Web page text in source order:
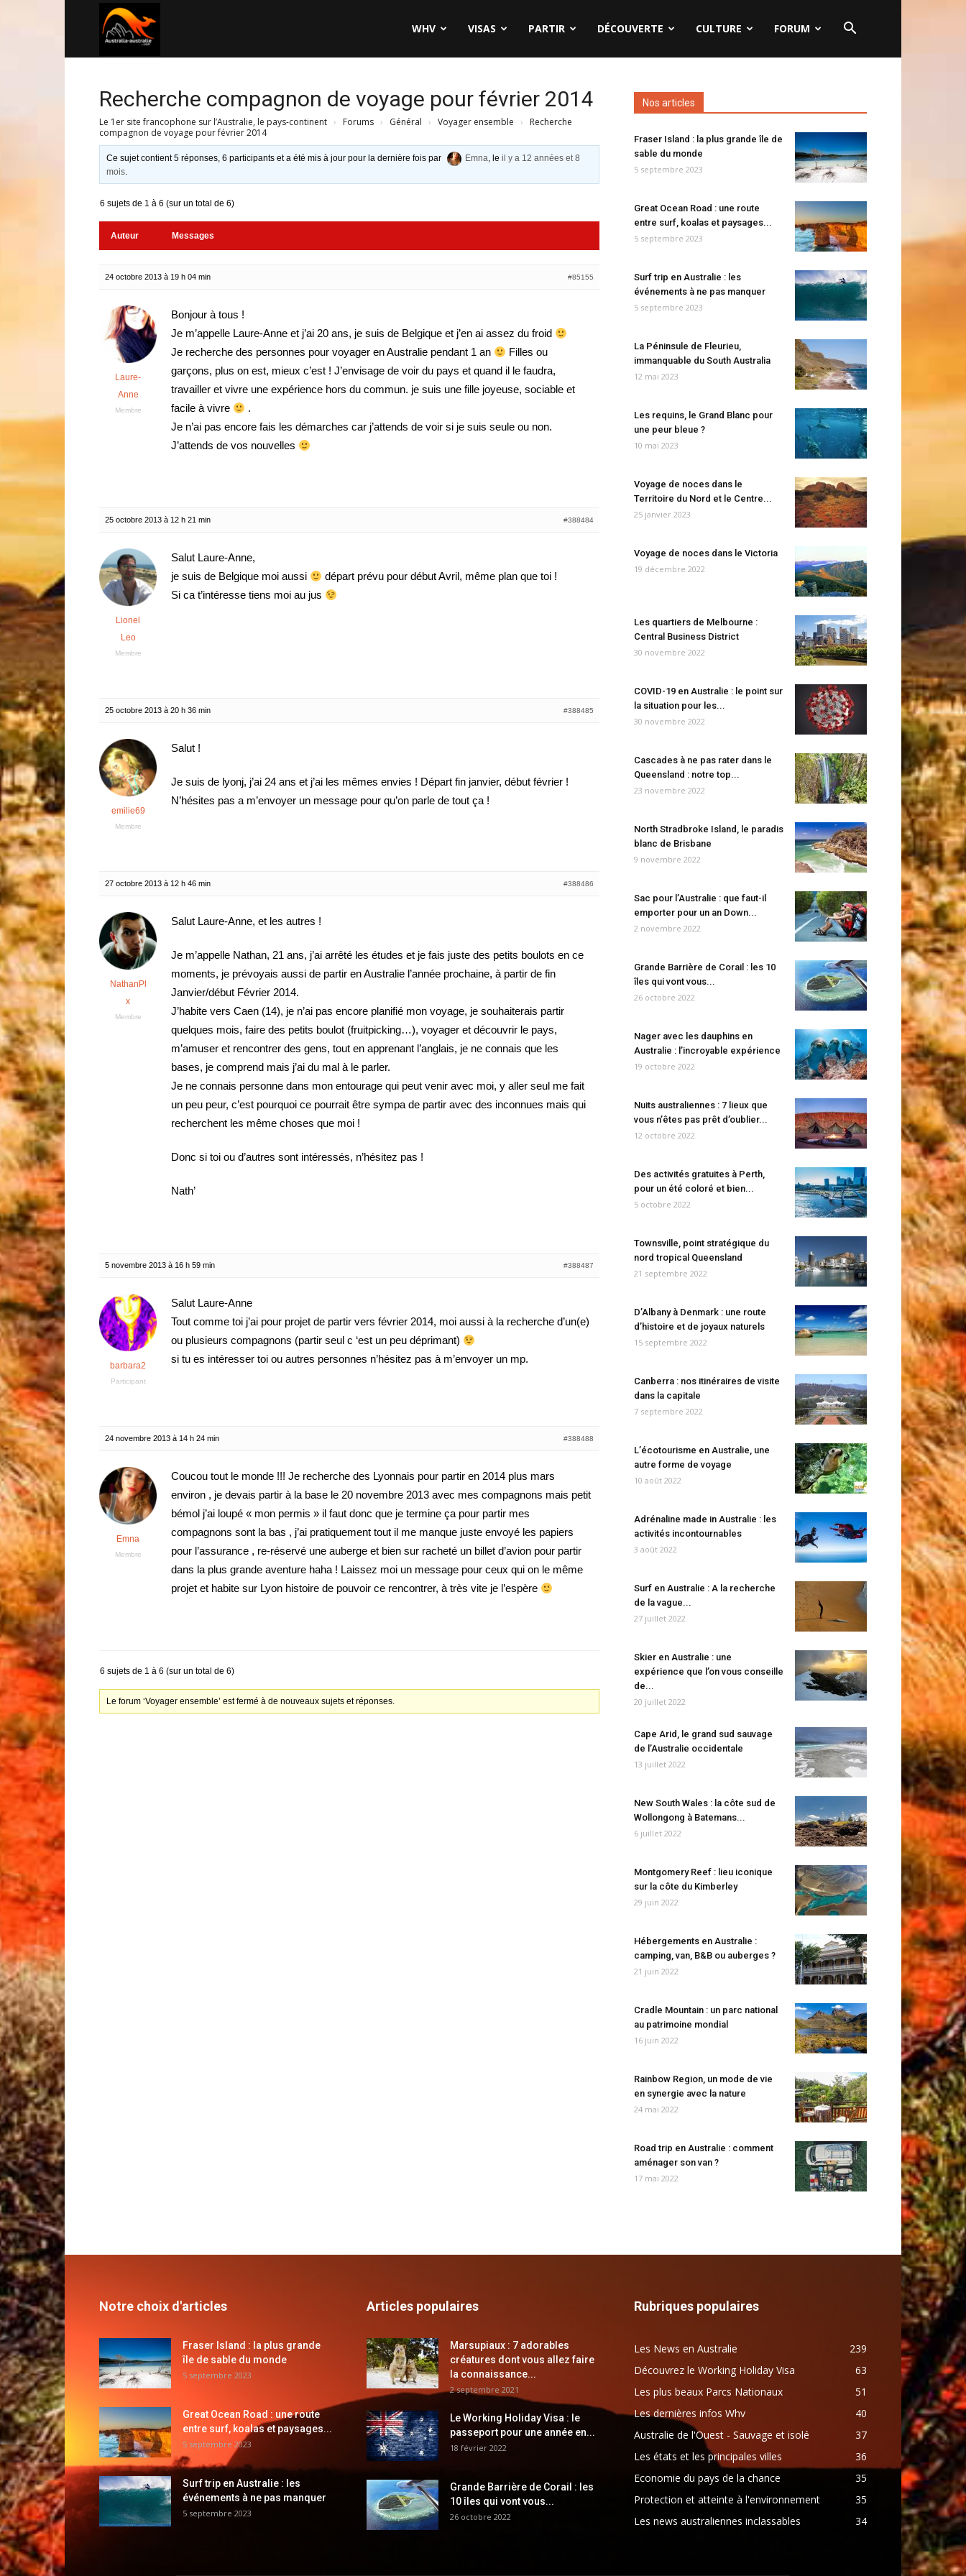
WHV VISAS PARTIR DÉCOUVERTE CULTURE FORUM
Recherche compagnon de voyage pour février 2014
Le 1er site francophone sur l’Australie, le pays-continent › Forums › Général › Voyager ensemble ›
Recherche
compagnon de voyage pour février 2014
Ce sujet contient 5 réponses, 6 participants et a été mis à jour pour la dernière fois par Emna, leil y a 12 années et 8
mois.
6 sujets de 1 à 6 (sur un total de 6)
Auteur Messages
24 octobre 2013 à 19 h 04 min #85155
Laure-
Anne
Membre
Bonjour à tous !
Je m’appelle Laure-Anne et j’ai 20 ans, je suis de Belgique et j’en ai assez du froid
Je recherche des personnes pour voyager en Australie pendant 1 an
Filles ou
garçons, plus on est, mieux c’est ! J’envisage de voir du pays et quand il le faudra,
travailler et vivre une expérience hors du commun. je suis une fille joyeuse, sociable et
facile à vivre
.
Je n’ai pas encore fais les démarches car j’attends de voir si je suis seule ou non.
J’attends de vos nouvelles
25 octobre 2013 à 12 h 21 min #388484
Lionel
Leo
Membre
Salut Laure-Anne,
je suis de Belgique moi aussi
départ prévu pour début Avril, même plan que toi !
Si ca t’intéresse tiens moi au jus
25 octobre 2013 à 20 h 36 min #388485
emilie69
Membre
Salut !
Je suis de lyonj, j’ai 24 ans et j’ai les mêmes envies ! Départ fin janvier, début février !
N’hésites pas a m’envoyer un message pour qu’on parle de tout ça !
27 octobre 2013 à 12 h 46 min #388486
NathanPl
x
Membre
Salut Laure-Anne, et les autres !
Je m’appelle Nathan, 21 ans, j’ai arrêté les études et je fais juste des petits boulots en ce
moments, je prévoyais aussi de partir en Australie l’année prochaine, à partir de fin
Janvier/début Février 2014.
J’habite vers Caen (14), je n’ai pas encore planifié mon voyage, je souhaiterais partir
quelques mois, faire des petits boulot (fruitpicking…), voyager et découvrir le pays,
m’amuser et rencontrer des gens, tout en apprenant l’anglais, je ne connais que les
bases, je comprend mais j’ai du mal à le parler.
Je ne connais personne dans mon entourage qui peut venir avec moi, y aller seul me fait
un peu peur, c’est pourquoi ce pourrait être sympa de partir avec des inconnues mais qui
recherchent les même choses que moi !
Donc si toi ou d’autres sont intéressés, n’hésitez pas !
Nath’
5 novembre 2013 à 16 h 59 min #388487
barbara2
Participant
Salut Laure-Anne
Tout comme toi j’ai pour projet de partir vers février 2014, moi aussi à la recherche d’un(e)
ou plusieurs compagnons (partir seul c ‘est un peu déprimant)
si tu es intéresser toi ou autres personnes n’hésitez pas à m’envoyer un mp.
24 novembre 2013 à 14 h 24 min #388488
Emna
Membre
Coucou tout le monde !!! Je recherche des Lyonnais pour partir en 2014 plus mars
environ , je devais partir à la base le 20 novembre 2013 avec mes compagnons mais petit
bémol j’ai loupé « mon permis » il faut donc que je termine ça pour partir mes
compagnons sont la bas , j’ai pratiquement tout il me manque juste envoyé les papiers
pour l’assurance , re-réservé une auberge et bien sur racheté un billet d’avion pour partir
dans la plus grande aventure haha ! Laissez moi un message pour ceux qui on le même
projet et habite sur Lyon histoire de pouvoir ce rencontrer, à très vite je l’espère
6 sujets de 1 à 6 (sur un total de 6)
Le forum ‘Voyager ensemble’ est fermé à de nouveaux sujets et réponses.
Nos articles
Fraser Island : la plus grande île de
sable du monde
5 septembre 2023
Great Ocean Road : une route
entre surf, koalas et paysages...
5 septembre 2023
Surf trip en Australie : les
événements à ne pas manquer
5 septembre 2023
La Péninsule de Fleurieu,
immanquable du South Australia
12 mai 2023
Les requins, le Grand Blanc pour
une peur bleue ?
10 mai 2023
Voyage de noces dans le
Territoire du Nord et le Centre...
25 janvier 2023
Voyage de noces dans le Victoria
19 décembre 2022
Les quartiers de Melbourne :
Central Business District
30 novembre 2022
COVID-19 en Australie : le point sur
la situation pour les...
30 novembre 2022
Cascades à ne pas rater dans le
Queensland : notre top...
23 novembre 2022
North Stradbroke Island, le paradis
blanc de Brisbane
9 novembre 2022
Sac pour l’Australie : que faut-il
emporter pour un an Down...
2 novembre 2022
Grande Barrière de Corail : les 10
îles qui vont vous...
26 octobre 2022
Nager avec les dauphins en
Australie : l’incroyable expérience
19 octobre 2022
Nuits australiennes : 7 lieux que
vous n’êtes pas prêt d’oublier...
12 octobre 2022
Des activités gratuites à Perth,
pour un été coloré et bien...
5 octobre 2022
Townsville, point stratégique du
nord tropical Queensland
21 septembre 2022
D’Albany à Denmark : une route
d’histoire et de joyaux naturels
15 septembre 2022
Canberra : nos itinéraires de visite
dans la capitale
7 septembre 2022
L’écotourisme en Australie, une
autre forme de voyage
10 août 2022
Adrénaline made in Australie : les
activités incontournables
3 août 2022
Surf en Australie : A la recherche
de la vague...
27 juillet 2022
Skier en Australie : une
expérience que l’on vous conseille
de...
20 juillet 2022
Cape Arid, le grand sud sauvage
de l’Australie occidentale
13 juillet 2022
New South Wales : la côte sud de
Wollongong à Batemans...
6 juillet 2022
Montgomery Reef : lieu iconique
sur la côte du Kimberley
29 juin 2022
Hébergements en Australie :
camping, van, B&B ou auberges ?
21 juin 2022
Cradle Mountain : un parc national
au patrimoine mondial
16 juin 2022
Rainbow Region, un mode de vie
en synergie avec la nature
24 mai 2022
Road trip en Australie : comment
aménager son van ?
17 mai 2022
Notre choix d'articles
Fraser Island : la plus grande
île de sable du monde
5 septembre 2023
Great Ocean Road : une route
entre surf, koalas et paysages...
5 septembre 2023
Surf trip en Australie : les
événements à ne pas manquer
5 septembre 2023
Articles populaires
Marsupiaux : 7 adorables
créatures dont vous allez faire
la connaissance...
2 septembre 2021
Le Working Holiday Visa : le
passeport pour une année en...
18 février 2022
Grande Barrière de Corail : les
10 îles qui vont vous...
26 octobre 2022
Rubriques populaires
Les News en Australie
239
Découvrez le Working Holiday Visa
63
Les plus beaux Parcs Nationaux
51
Les dernières infos Whv
40
Australie de l'Ouest - Sauvage et isolé
37
Les états et les principales villes
36
Economie du pays de la chance
35
Protection et atteinte à l'environnement
35
Les news australiennes inclassables
34